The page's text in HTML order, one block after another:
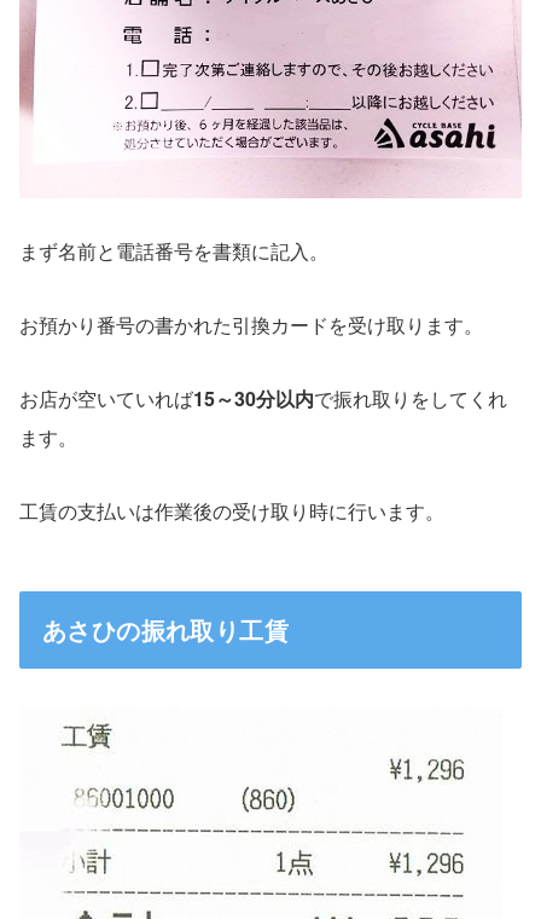
まず名前と電話番号を書類に記入。
お預かり番号の書かれた引換カードを受け取ります。
お店が空いていれば15～30分以内で振れ取りをしてくれ
ます。
工賃の支払いは作業後の受け取り時に行います。
あさひの振れ取り工賃